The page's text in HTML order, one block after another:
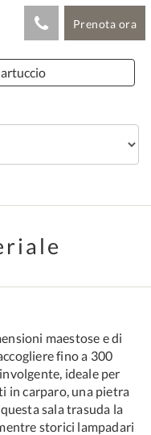
Prenota ora
maestose e di
fino a 300
ideale per
in carparo, una pietra
sala trasuda la
storici lampadari